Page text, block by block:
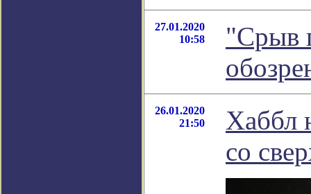
27.01.2020
10:58
"Срыв
26.01.2020
21:50
Хаббл
со